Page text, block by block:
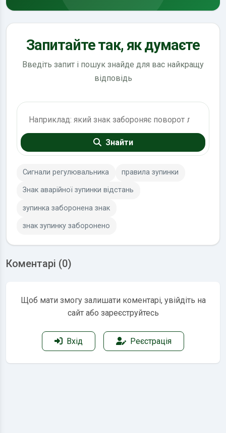
Запитайте так, як думаєте
Введіть запит і пошук знайде для вас найкращу
відповідь
Знайти
Сигнали регулювальника правила зупинки
Знак аварійної зупинки відстань
зупинка заборонена знак
знак зупинку заборонено
Коментарі (0)
Щоб мати змогу залишати коментарі, увійдіть на
сайт або зареєструйтесь
Вхід Реєстрація